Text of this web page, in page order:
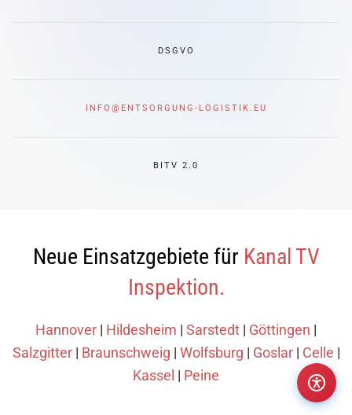
DSGVO
INFO@ENTSORGUNG-LOGISTIK.EU
BITV 2.0
Neue Einsatzgebiete für Kanal TV
Inspektion.
Hannover | Hildesheim | Sarstedt | Göttingen |
Salzgitter| Braunschweig | Wolfsburg | Goslar| Celle |
Kassel | Peine